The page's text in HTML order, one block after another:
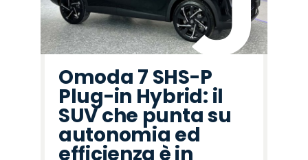
Omoda 7 SHS-P
Plug-in Hybrid: il
SUV che punta su
autonomia ed
efficienza è in